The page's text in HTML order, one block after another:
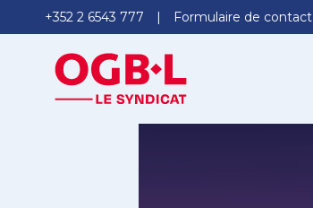
+352 2 6543 777 Formulaire de contact